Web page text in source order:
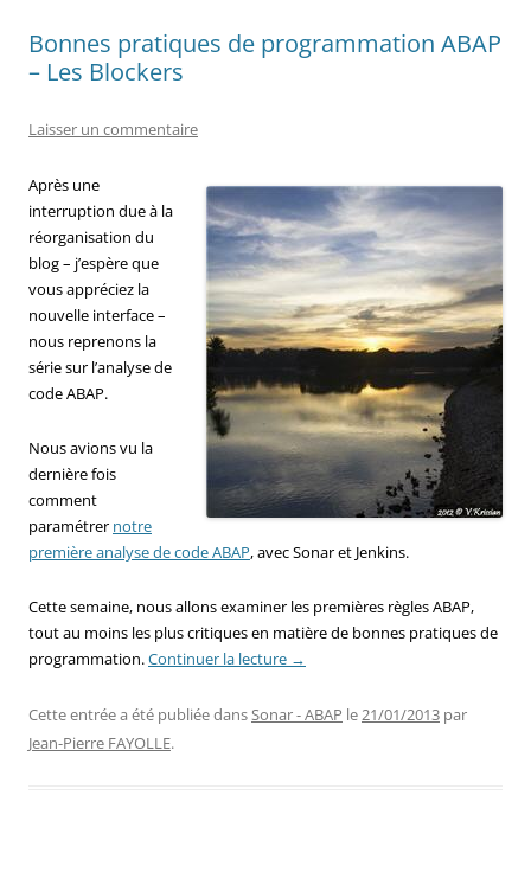
Bonnes pratiques de programmation ABAP
– Les Blockers
Laisser un commentaire
Après une
interruption due à la
réorganisation du
blog – j’espère que
vous appréciez la
nouvelle interface –
nous reprenons la
série sur l’analyse de
code ABAP.
Nous avions vu la
dernière fois
comment
paramétrer notre
première analyse de code ABAP, avec Sonar et Jenkins.
Cette semaine, nous allons examiner les premières règles ABAP,
tout au moins les plus critiques en matière de bonnes pratiques de
programmation.Continuer la lecture →
Cette entrée a été publiée dansSonar - ABAP le21/01/2013 par
Jean-Pierre FAYOLLE.